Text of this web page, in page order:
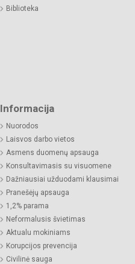
Biblioteka
Informacija
Nuorodos
Laisvos darbo vietos
Asmens duomenų apsauga
Konsultavimasis su visuomene
Dažniausiai užduodami klausimai
Pranešėjų apsauga
1,2% parama
Neformalusis švietimas
Aktualu mokiniams
Korupcijos prevencija
Civilinė sauga